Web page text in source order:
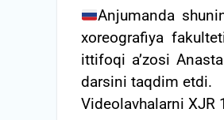
Anjumanda
xoreografiya
ittifoqi a’zosi
darsini taqdim etdi.
Videolavhalarni XJR